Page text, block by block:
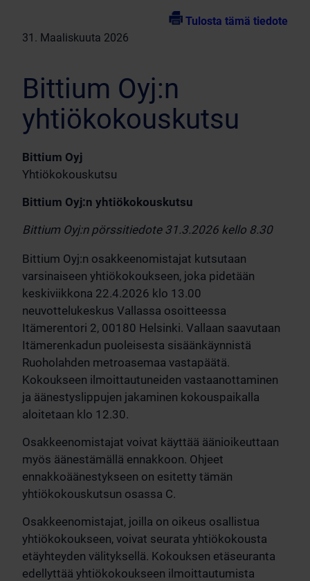
Tulosta tämä tiedote
31. Maaliskuuta 2026
Bittium Oyj:n
yhtiökokouskutsu
Bittium Oyj
Yhtiökokouskutsu
Bittium Oyj:n yhtiökokouskutsu
Bittium Oyj:n pörssitiedote 31.3.2026 kello 8.30
Bittium Oyj:n osakkeenomistajat kutsutaan
varsinaiseen yhtiökokoukseen, joka pidetään
keskiviikkona 22.4.2026 klo 13.00
neuvottelukeskus Vallassa osoitteessa
Itämerentori 2, 00180 Helsinki. Vallaan saavutaan
Itämerenkadun puoleisesta sisäänkäynnistä
Ruoholahden metroasemaa vastapäätä.
Kokoukseen ilmoittautuneiden vastaanottaminen
ja äänestyslippujen jakaminen kokouspaikalla
aloitetaan klo 12.30.
Osakkeenomistajat voivat käyttää äänioikeuttaan
myös äänestämällä ennakkoon. Ohjeet
ennakkoäänestykseen on esitetty tämän
yhtiökokouskutsun osassa C.
Osakkeenomistajat, joilla on oikeus osallistua
yhtiökokoukseen, voivat seurata yhtiökokousta
etäyhteyden välityksellä. Kokouksen etäseuranta
edellyttää yhtiökokoukseen ilmoittautumista